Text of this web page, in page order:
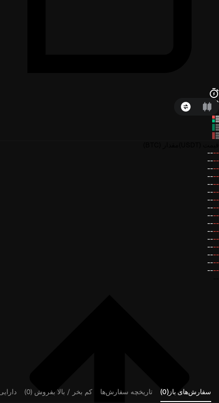
--
--
--
--
--
--
--
--
--
--
--
--
--
--
--
--
--
--
--
--
--
--
--
--
--
--
--
--
--
--
--
--
سفارش‌های باز(0) تاریخچه سفارش‌ها کم بخر / بالا بفروش (0)